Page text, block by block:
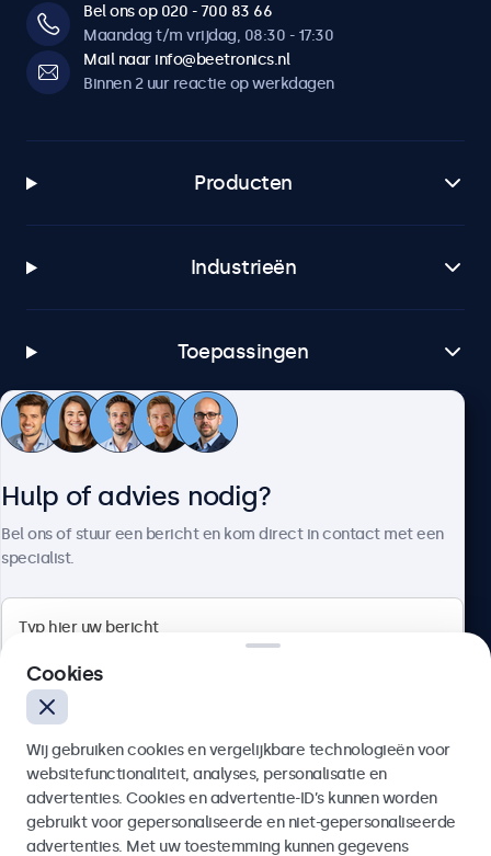
Bel ons op 020 - 700 83 66
Maandag t/m vrijdag, 08:30 - 17:30
Mail naar info@beetronics.nl
Binnen 2 uur reactie op werkdagen
Producten
Industrieën
Toepassingen
Klantenservice
4.8/5 door 5000+ bedrijven
Nederlands
Hulp of advies nodig?
Bel ons of stuur een bericht en kom direct in contact met een
specialist.
Verzenden
Cookies
Wij gebruiken cookies en vergelijkbare technologieën voor
websitefunctionaliteit, analyses, personalisatie en
advertenties. Cookies en advertentie-ID’s kunnen worden
gebruikt voor gepersonaliseerde en niet-gepersonaliseerde
advertenties. Met uw toestemming kunnen gegevens